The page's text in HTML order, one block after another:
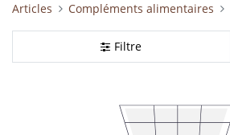
Articles Compléments alimentaires
Filtre